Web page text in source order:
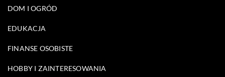
DOM I OGRÓD
EDUKACJA
FINANSE OSOBISTE
HOBBY I ZAINTERESOWANIA